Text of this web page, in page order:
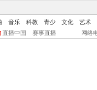
音乐 科教 青少 文化
艺术
直播中国 赛事直播 网络